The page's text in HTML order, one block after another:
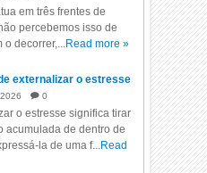
em três frentes de
percebemos isso de
o decorrer,...Read more »
externalizar o estresse
2026 0
o estresse significa tirar
acumulada de dentro de
la de uma f...Read